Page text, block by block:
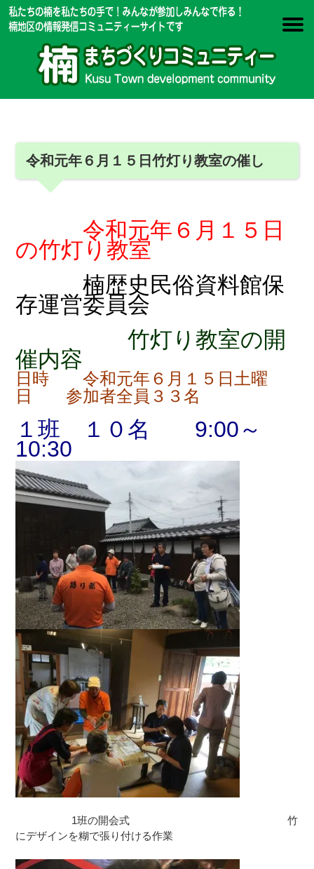
令和元年６月１５日竹灯り教室の催し
令和元年６月１５日
の竹灯り教室
楠歴史民俗資料館保
存運営委員会
竹灯り教室の開
催内容
日時 令和元年６月１５日土曜
日 参加者全員３３名
１班 １０名 9:00～
10:30
1班の開会式 竹
にデザインを糊で張り付ける作業